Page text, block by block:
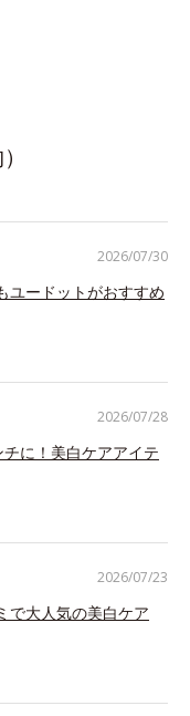
ユードットがおすすめ
2026/07/30
に！美白ケアアイテ
2026/07/28
で大人気の美白ケア
2026/07/23